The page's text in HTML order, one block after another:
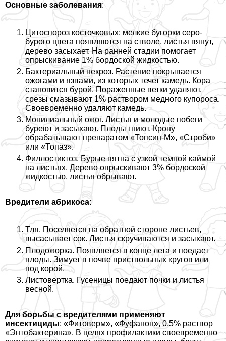
Основные заболевания:
Цитоспороз косточковых: мелкие бугорки серо-
бурого цвета появляются на стволе, листья вянут,
дерево засыхает. На ранней стадии помогает
опрыскивание 1% бордоской жидкостью.
Бактериальный некроз. Растение покрывается
ожогами и язвами, из которых течет камедь. Кора
становится бурой. Пораженные ветки удаляют,
срезы смазывают 1% раствором медного купороса.
Своевременно удаляют камедь.
Монилиальный ожог. Листья и молодые побеги
буреют и засыхают. Плоды гниют. Крону
обpaбатывают препаратом «Топсин-М», «Строби»
или «Топаз».
Филлостиктоз. Бурые пятна с узкой темной каймой
на листьях. Дерево опрыскивают 3% бордоской
жидкостью, листья обрывают.
Вредители абрикоса:
Тля. Поселяется на обратной стороне листьев,
высасывает сок. Листья скручиваются и засыхают.
Плодожорка. Появляется в конце лета и поедает
плоды. Зимует в почве приствольных кругов или
под корой.
Листовертка. Гусеницы поедают почки и листья
весной.
Для борьбы с вредителями применяют
инсектициды: «Фитоверм», «Фуфанон», 0,5% раствор
«Энтобактерина». В целях профилактики своевременно